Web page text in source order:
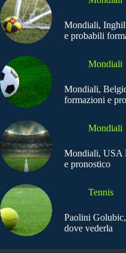
Mondiali,
e probabili
Mondiali
Mondiali,
formazioni e
Mondiali
Mondiali, USA
e pronostico
Tennis
Paolini
dove vederla